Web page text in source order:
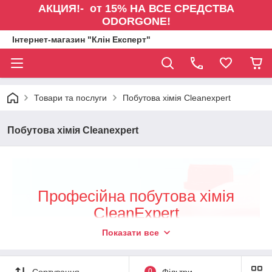
АКЦИЯ!- от 15% НА ВСЕ СРЕДСТВА
ODORGONE!
Інтернет-магазин "Клін Експерт"
Товари та послуги Побутова хімія Cleanexpert
Побутова хімія Cleanexpert
Професійна побутова хімія
CleanExpert
Високоефективні засоби для очищення
плитки, сантехніки, підлоги, стін і вікон
Показати все